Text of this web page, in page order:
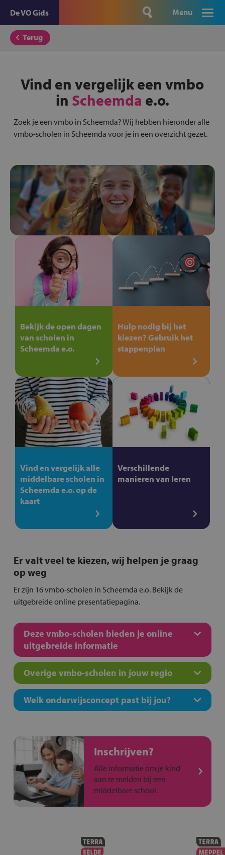
De VO Gids Menu
Terug
Vind en vergelijk een vmbo
in Scheemda e.o.
Zoek je een vmbo in Scheemda? Wij hebben hieronder alle
vmbo-scholen in Scheemda voor je in een overzicht gezet.
Bekijk de open dagen
van scholen in
Scheemda e.o.
Hulp nodig bij het
kiezen? Gebruik het
stappenplan
Vind en vergelijk alle
middelbare scholen in
Scheemda e.o. op de
kaart
Verschillende
manieren van leren
Er valt veel te kiezen, wij helpen je graag
op weg
Er zijn 16 vmbo-scholen in Scheemda e.o. Bekijk de
uitgebreide online presentatiepagina.
Deze vmbo-scholen bieden je online
uitgebreide informatie
Overige vmbo-scholen in jouw regio
Welk onderwijsconcept past bij jou?
Inschrijven?
Alle informatie om je kind
aan te melden bij een
middelbare school.